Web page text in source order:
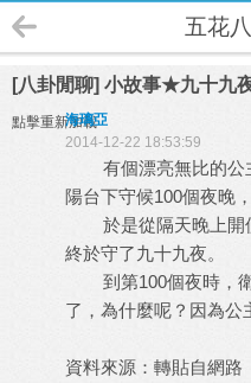
五花
[八卦閒聊] 小故事★九十九
點擊重新加載
海璃亞
2014-12-22 18:53:59
有個漂亮無比的公
陽台下守候100個夜晚
於是從隔天晚上開使
終於守了九十九夜。
到第100個夜時，衛
了，為什麼呢？因為公
資料來源：轉貼自網路